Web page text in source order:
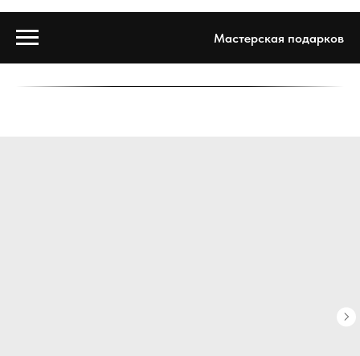
Мастерская подарков